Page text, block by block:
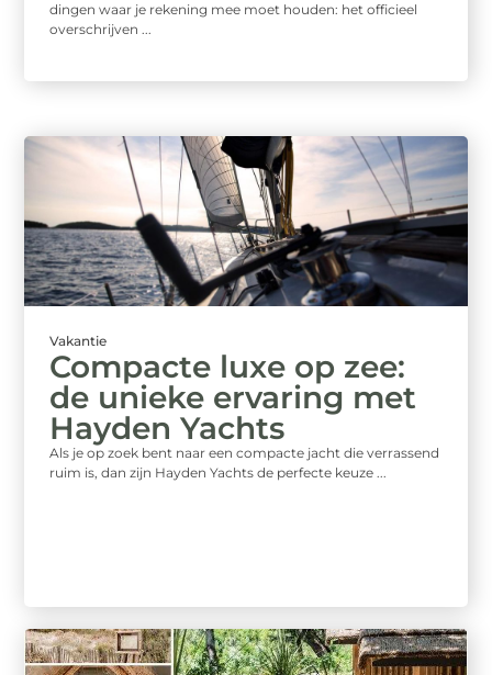
dingen waar je rekening mee moet houden: het officieel
overschrijven ...
Vakantie
Compacte luxe op zee:
de unieke ervaring met
Hayden Yachts
Als je op zoek bent naar een compacte jacht die verrassend
ruim is, dan zijn Hayden Yachts de perfecte keuze ...